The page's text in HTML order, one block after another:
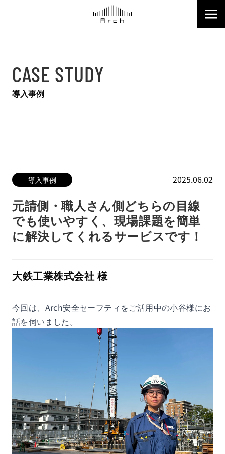
CASE STUDY
導入事例
導入事例 2025.06.02
元請側・職人さん側どちらの目線
でも使いやすく、現場課題を簡単
に解決してくれるサービスです！
大鉄工業株式会社 様
今回は、Arch安全セーフティをご活用中の小谷様にお
話を伺いました。